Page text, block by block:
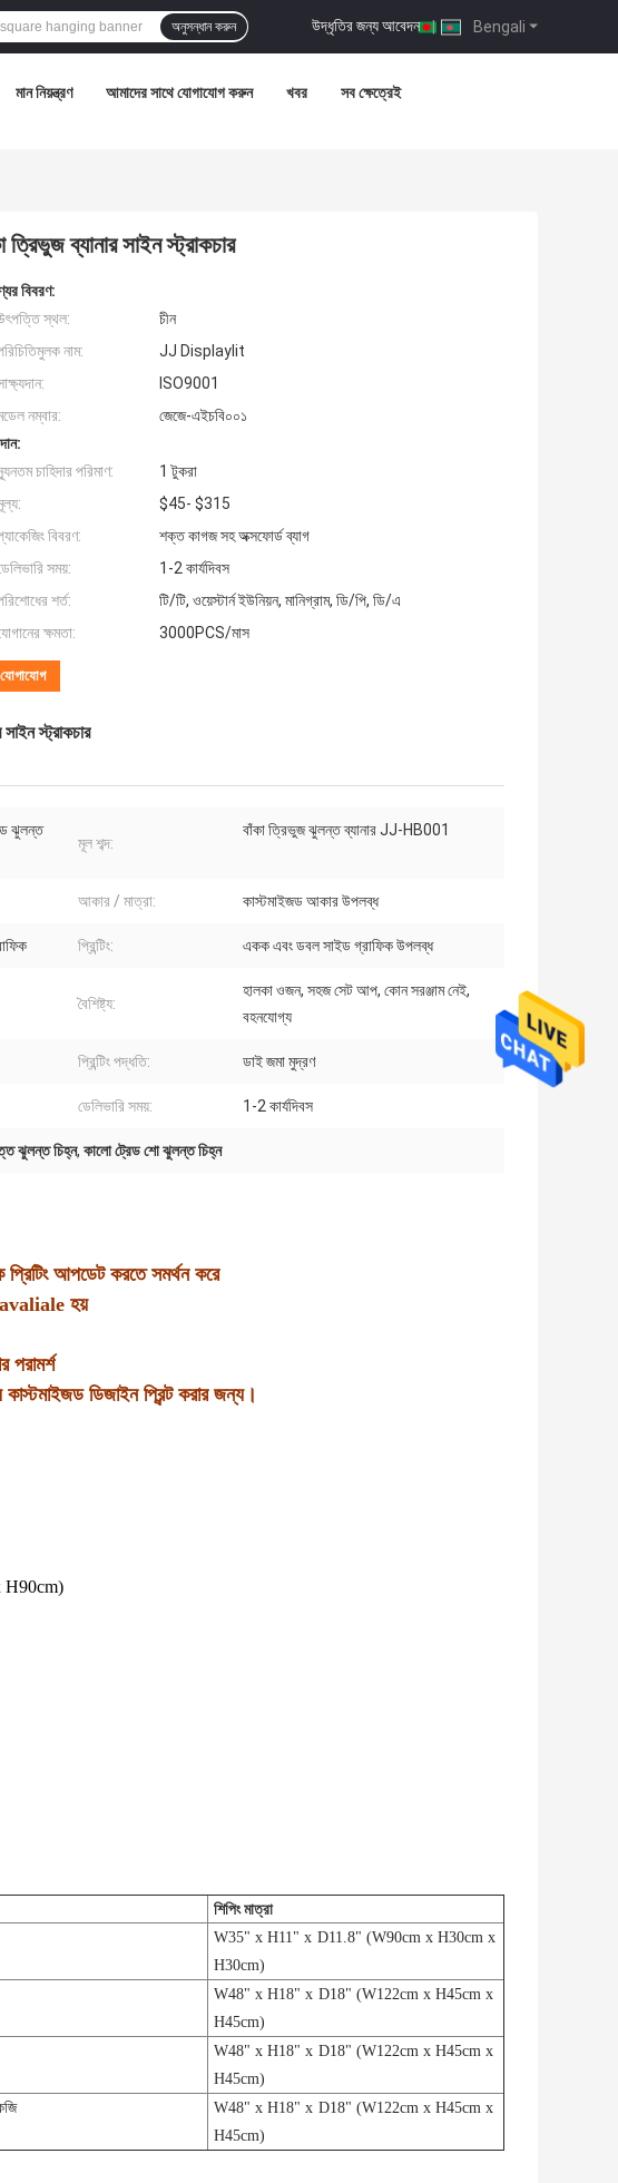
Bengali
উদ্ধৃতির জন্য আবেদন |
অনুসন্ধান করুন
মান নিয়ন্ত্রণ আমাদের সাথে যোগাযোগ করুন খবর সব ক্ষেত্রেই
ব্যানার সাইন স্ট্রাকচার
বিবরণ:
স্থল:
চীন
নাম:
JJ Displaylit
ISO9001
নম্বার:
জেজে-এইচবি০০১
চাহিদার পরিমাণ:
1 টুকরা
$45- $315
বিবরণ:
শক্ত কাগজ সহ অক্সফোর্ড ব্যাগ
সময়:
1-2 কার্যদিবস
শর্ত:
টি/টি, ওয়েস্টার্ন ইউনিয়ন, মানিগ্রাম, ডি/পি, ডি/এ
ক্ষমতা:
3000PCS/মাস
যোগাযোগ
স্ট্রাকচার
ঝুলন্ত
মূল শব্দ:
বাঁকা ত্রিভুজ ঝুলন্ত ব্যানার JJ-HB001
আকার / মাত্রা: কাস্টমাইজড আকার উপলব্ধ
প্রিন্টিং: একক এবং ডবল সাইড গ্রাফিক উপলব্ধ
বৈশিষ্ট্য:
হালকা ওজন, সহজ সেট আপ, কোন সরঞ্জাম নেই,
বহনযোগ্য
প্রিন্টিং পদ্ধতি: ডাই জমা মুদ্রণ
ডেলিভারি সময়: 1-2 কার্যদিবস
ঝুলন্ত চিহ্ন, কালো ট্রেড শো ঝুলন্ত চিহ্ন
আপডেট করতে সমর্থন করে
avaliale হয়
ডিজাইন প্রিন্ট করার জন্য।
H90cm)
শিপিং মাত্রা
W35" x H11" x D11.8" (W90cm x H30cm x
H30cm)
W48" x H18" x D18" (W122cm x H45cm x
H45cm)
W48" x H18" x D18" (W122cm x H45cm x
H45cm)
W48" x H18" x D18" (W122cm x H45cm x
H45cm)